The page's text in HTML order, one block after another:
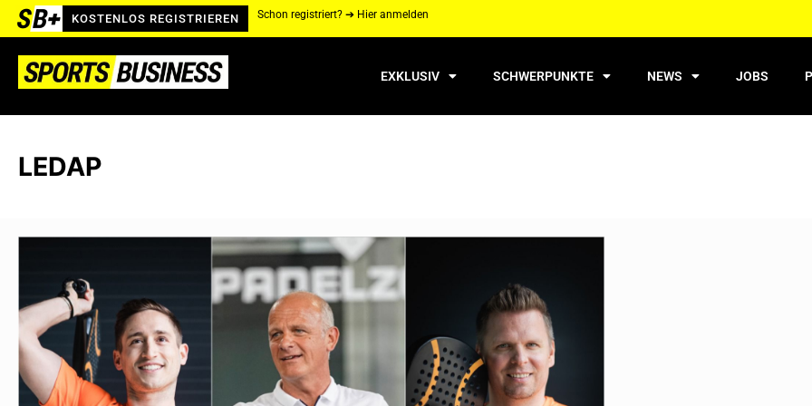
KOSTENLOS REGISTRIEREN Schon registriert? ➔ Hier anmelden
EXKLUSIV SCHWERPUNKTE NEWS JOBS
LEDAP